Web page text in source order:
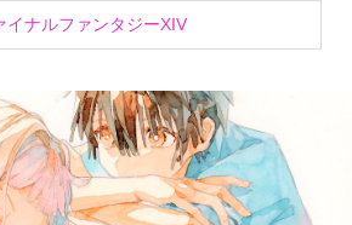
イナルファンタジーXIV